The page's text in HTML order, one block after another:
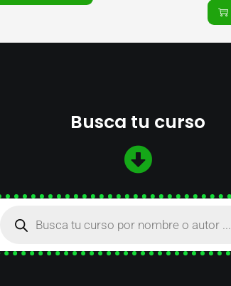
Busca tu curso